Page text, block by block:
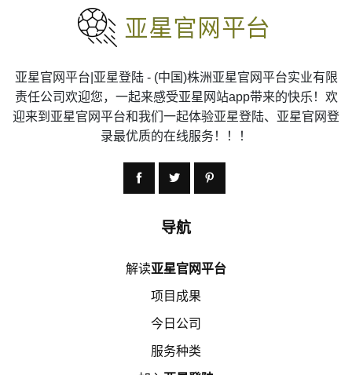
亚星官网平台|亚星登陆 - (中国)株洲亚星官网平台实业有限
责任公司欢迎您，一起来感受亚星网站app带来的快乐！欢
迎来到亚星官网平台和我们一起体验亚星登陆、亚星官网登
录最优质的在线服务！！！
导航
解读亚星官网平台
项目成果
今日公司
服务种类